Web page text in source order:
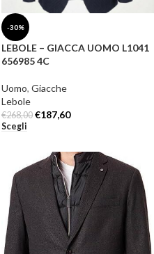
-30%
LEBOLE – GIACCA UOMO L1041
656985 4C
Uomo, Giacche
Lebole
€268,00 €187,60
Scegli